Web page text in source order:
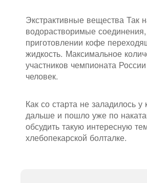
Экстрактивные вещества Так
водорастворимые
приготовлении кофе
жидкость. Максимальное
участников чемпионата
человек.
Как со старта не заладилось
дальше и пошло уже по
обсудить такую интересную
хлебопекарской болталке.